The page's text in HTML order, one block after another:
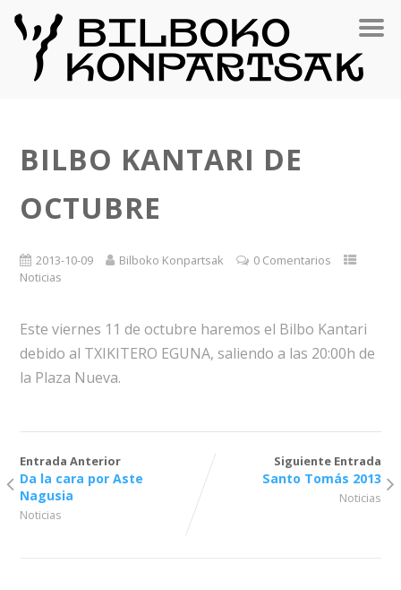
BILBO KANTARI DE
OCTUBRE
2013-10-09 Bilboko Konpartsak
0 Comentarios
Noticias
Este viernes 11 de octubre haremos el Bilbo Kantari
debido al TXIKITERO EGUNA, saliendo a las 20:00h de
la Plaza Nueva.
Entrada Anterior
Da la cara por Aste
Nagusia
Noticias
Siguiente Entrada
Santo Tomás 2013
Noticias